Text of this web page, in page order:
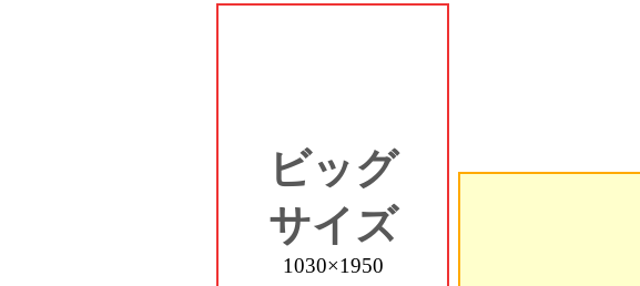
ビッグ
サイズ
1030×1950